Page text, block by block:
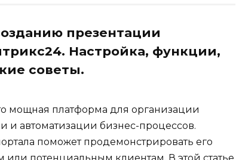
презентации
Настройка, функции,
советы.
мощная платформа для организации
и автоматизации бизнес-процессов.
поможет продемонстрировать его
или потенциальным клиентам. В этой статье